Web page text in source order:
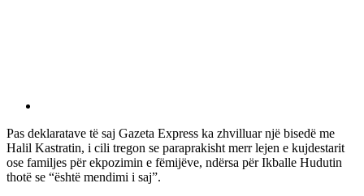
Pas deklaratave të saj Gazeta Express ka zhvilluar një bisedë me
Halil Kastratin, i cili tregon se paraprakisht merr lejen e kujdestarit
ose familjes për ekpozimin e fëmijëve, ndërsa për Ikballe Hudutin
thotë se “është mendimi i saj”.